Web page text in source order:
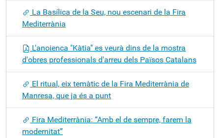
La Basílica de la Seu, nou escenari de la Fira
Mediterrània
L'anoienca "Kàtia" es veurà dins de la mostra
d'obres professionals d'arreu dels Països Catalans
El ritual, eix temàtic de la Fira Mediterrània de
Manresa, que ja és a punt
Fira Mediterrània: “Amb el de sempre, farem la
modernitat”